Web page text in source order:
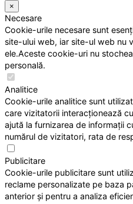
×
Necesare
Cookie-urile necesare sunt
site-ului web, iar site-ul web nu
ele.Aceste cookie-uri nu
personală.
Analitice
Cookie-urile analitice sunt
care vizitatorii interacționează
ajută la furnizarea de informații
numărul de vizitatori, rata de
Publicitare
Cookie-urile publicitare sunt
reclame personalizate pe baza
anterior și pentru a analiza